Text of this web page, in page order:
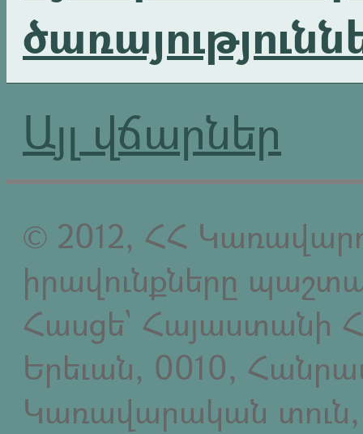
Այլ վճարներ
© 2012, ՀՀ
իրավունքները
Հասցե` Հայաստանի
Երեւան, 0010,
Կառավարական տուն,